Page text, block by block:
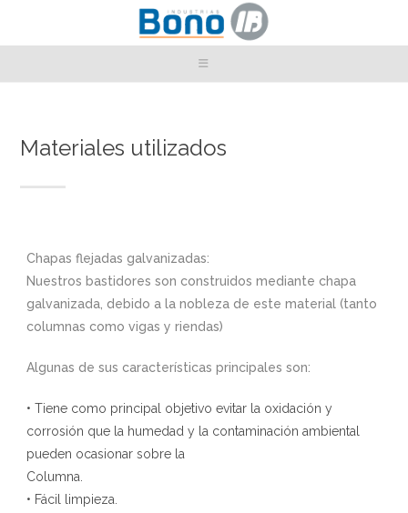
Materiales utilizados
Chapas flejadas galvanizadas:
Nuestros bastidores son construidos mediante chapa
galvanizada, debido a la nobleza de este material (tanto
columnas como vigas y riendas)
Algunas de sus características principales son:
• Tiene como principal objetivo evitar la oxidación y
corrosión que la humedad y la contaminación ambiental
pueden ocasionar sobre la
Columna.
• Fácil limpieza.